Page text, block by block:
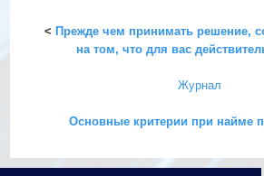
< Прежде чем принимать решение,
на том, что для вас
Журнал
Основные критерии при найме